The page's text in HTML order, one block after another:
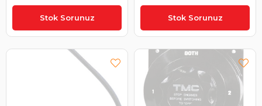
Stok Sorunuz
₺5.606,14 Stok Sorunuz
₺2.341,70